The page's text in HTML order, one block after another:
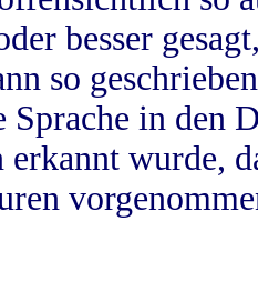
besser
so
Sprache in
erkannt wurde,